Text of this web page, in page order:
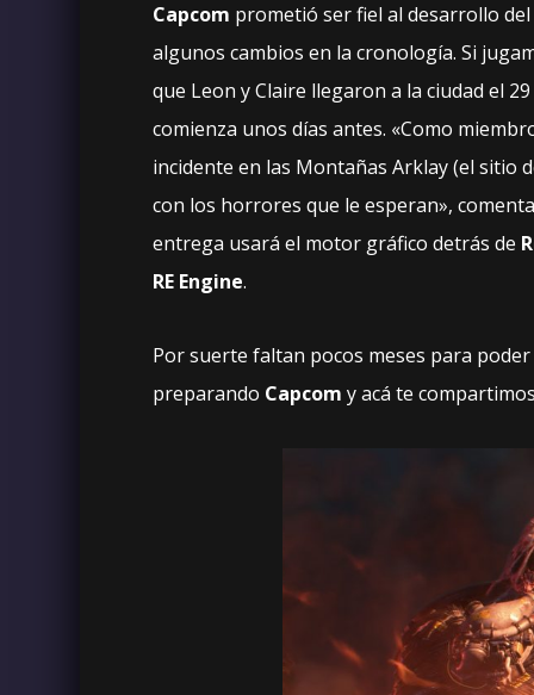
Capcom prometió ser fiel al desarrollo
algunos cambios en la cronología. Si
que Leon y Claire llegaron a la ciudad el
comienza unos días antes. «Como
incidente en las Montañas Arklay (el sitio
con los horrores que le esperan», comenta
entrega usará el motor gráfico detrás de
RE Engine.
Por suerte faltan pocos meses para
preparando Capcom y acá te